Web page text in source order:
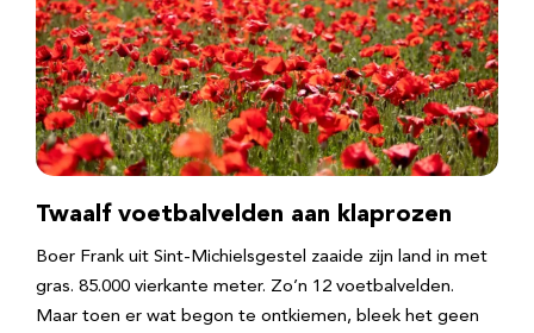
Twaalf voetbalvelden aan klaprozen
Boer Frank uit Sint-Michielsgestel zaaide zijn land in met
gras. 85.000 vierkante meter. Zo’n 12 voetbalvelden.
Maar toen er wat begon te ontkiemen, bleek het geen